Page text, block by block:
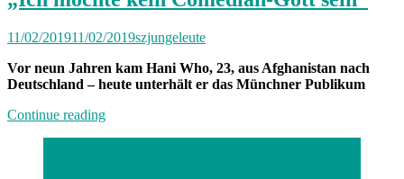
11/02/201911/02/2019szjungeleute
Vor neun Jahren kam Hani Who, 23, aus Afghanistan nach
Deutschland – heute unterhält er das Münchner Publikum
Continue reading„„Ich